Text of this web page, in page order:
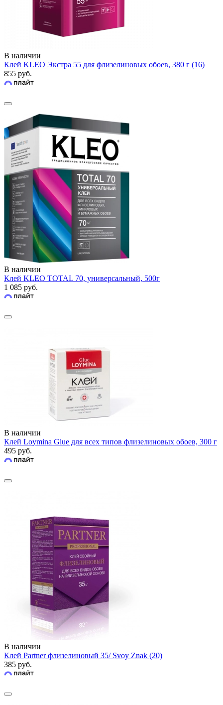
В наличии
Клей KLEO Экстра 55 для флизелиновых обоев, 380 г (16)
855 руб.
В наличии
Клей KLEO TOTAL 70, универсальный, 500г
1 085 руб.
В наличии
Клей Loymina Glue для всех типов флизелиновых обоев, 300 г
495 руб.
В наличии
Клей Partner флизелиновый 35/ Svoy Znak (20)
385 руб.